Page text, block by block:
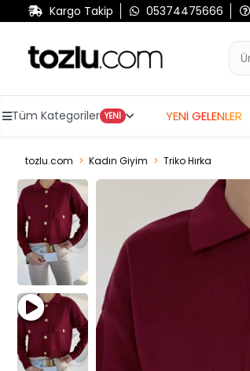
Kargo Takip 05374475666
Tüm Kategoriler YENİ YENİ GELENLER
tozlu.com Kadın Giyim Triko Hırka